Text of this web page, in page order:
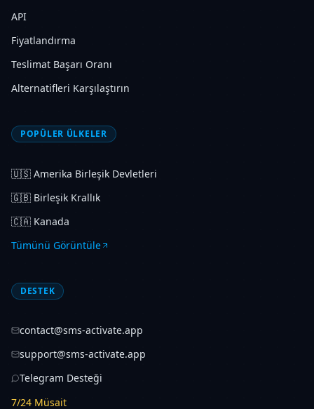
API
Fiyatlandırma
Teslimat Başarı Oranı
Alternatifleri Karşılaştırın
POPÜLER ÜLKELER
🇺🇸 Amerika Birleşik Devletleri
🇬🇧 Birleşik Krallık
🇨🇦 Kanada
Tümünü Görüntüle
DESTEK
contact@sms-activate.app
support@sms-activate.app
Telegram Desteği
7/24 Müsait